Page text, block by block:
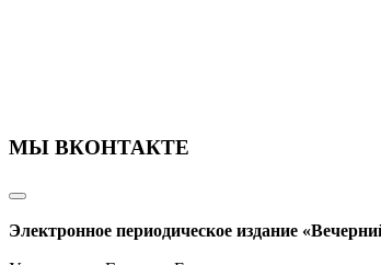
МЫ ВКОНТАКТЕ
Электронное периодическое издание